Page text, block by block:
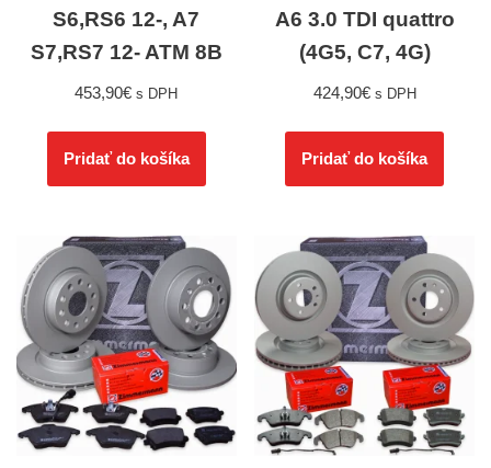
S6,RS6 12-, A7
S7,RS7 12- ATM 8B
453,90€ s DPH
Pridať do košíka
A6 3.0 TDI quattro
(4G5, C7, 4G)
424,90€ s DPH
Pridať do košíka